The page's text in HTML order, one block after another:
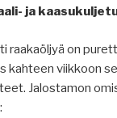
ja
raakaöljyä on
kahteen viikkoon
Jalostamon